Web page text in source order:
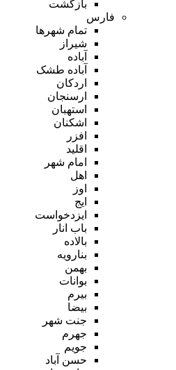
بازگشت
فارس
تمام شهر‌ها
شیراز
آباده
آباده طشک
اردکان
ارسنجان
استهبان
اشکنان
افزر
اقلید
امام شهر
اهل
اوز
ایج
ایزدخواست
باب انار
بالاده
بنارویه
بهمن
بوانات
بیرم
بیضا
جنت شهر
جهرم
جویم
حسن آباد